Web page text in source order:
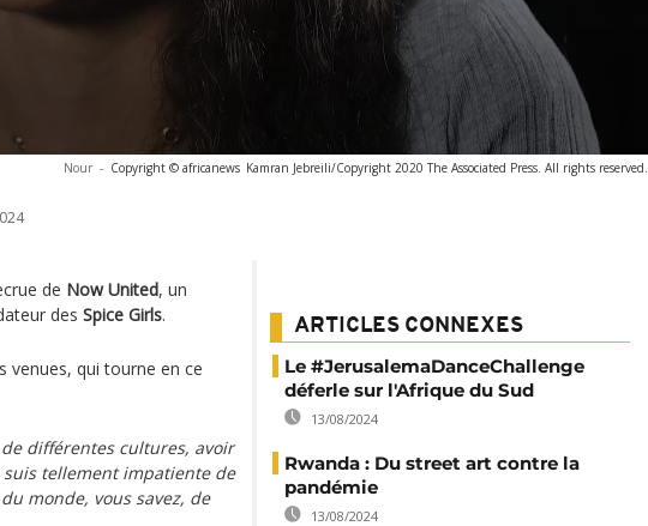
Nour - Copyright © africanews Kamran Jebreili/Copyright 2020 The Associated Press. All rights reserved.
de Now United, un
des Spice Girls.
venues, qui tourne en ce
différentes cultures, avoir
tellement impatiente de
monde, vous savez, de
ARTICLES CONNEXES
Le #JerusalemaDanceChallenge
déferle sur l'Afrique du Sud
13/08/2024
Rwanda : Du street art contre la
pandémie
13/08/2024